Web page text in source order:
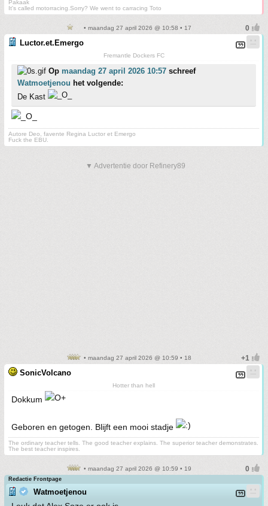
Pakaak
It's called motorracing.Sorry? We went to carracing Toto
• maandag 27 april 2026 @ 10:58 • 17
Luctor.et.Emergo
Fremantle Dockers FC
Op maandag 27 april 2026 10:57 schreef
Watmoetjenou het volgende:
De Kast
Autore Deo, favente Regina Luctor et Emergo
Fuck the EBU.
▼ Advertentie door Refinery89
• maandag 27 april 2026 @ 10:59 • 18
SonicVolcano
Hotter than hell
Dokkum
Geboren en getogen. Blijft een mooi stadje
The ordinary teacher tells. The good teacher explains. The superior teacher demonstrates.
The best teacher inspires.
• maandag 27 april 2026 @ 10:59 • 19
Redactie Frontpage
Watmoetjenou